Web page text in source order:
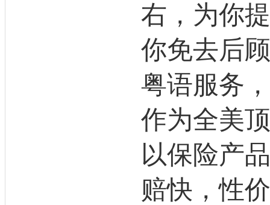
右，为你
你免去后
粤语服务
作为全美
以保险产
赔快，性